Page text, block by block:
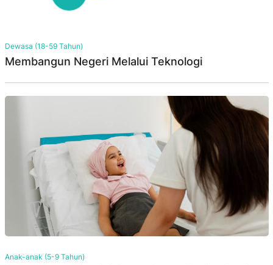
Dewasa (18-59 Tahun)
Membangun Negeri Melalui Teknologi
Anak-anak (5-9 Tahun)